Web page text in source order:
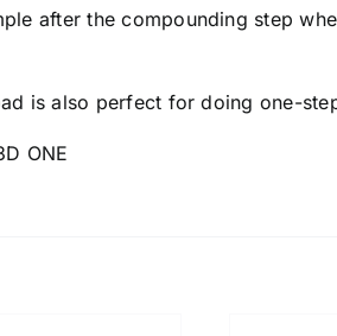
after the compounding step
is also perfect for doing one-
ONE